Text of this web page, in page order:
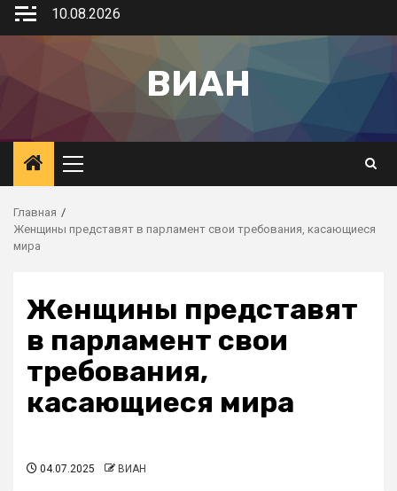
10.08.2026
ВИАН
Главная
Женщины представят в парламент свои требования, касающиеся
мира
Женщины представят
в парламент свои
требования,
касающиеся мира
04.07.2025 ВИАН